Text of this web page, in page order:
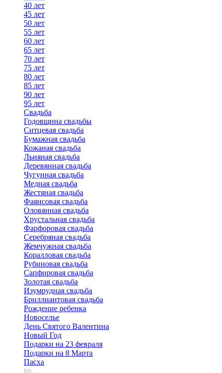
40 лет
45 лет
50 лет
55 лет
60 лет
65 лет
70 лет
75 лет
80 лет
85 лет
90 лет
95 лет
Свадьба
Годовщина свадьбы
Ситцевая свадьба
Бумажная свадьба
Кожаная свадьба
Льняная свадьба
Деревянная свадьба
Чугунная свадьба
Медная свадьба
Жестяная свадьба
Фаянсовая свадьба
Оловянная свадьба
Хрустальная свадьба
Фарфоровая свадьба
Серебряная свадьба
Жемчужная свадьба
Коралловая свадьба
Рубиновая свадьба
Сапфировая свадьба
Золотая свадьба
Изумрудная свадьба
Бриллиантовая свадьба
Рождение ребенка
Новоселье
День Святого Валентина
Новый Год
Подарки на 23 февраля
Подарки на 8 Марта
Пасха